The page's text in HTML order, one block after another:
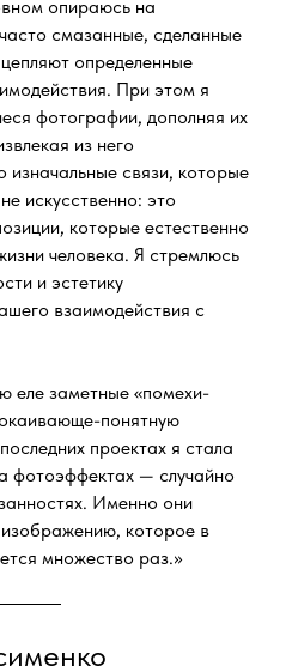
опираюсь на
смазанные, сделанные
определенные
При этом я
фотографии, дополняя их
из него
связи, которые
искусственно: это
которые естественно
человека. Я стремлюсь
и эстетику
взаимодействия с
еле заметные «помехи-
понятную
проектах я стала
фотоэффектах — случайно
Именно они
которое в
множество раз.»